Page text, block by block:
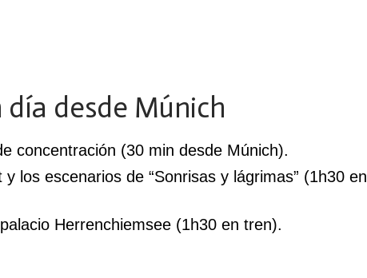
desde Múnich
concentración (30 min desde Múnich).
los escenarios de “Sonrisas y lágrimas” (1h30 en
Herrenchiemsee (1h30 en tren).